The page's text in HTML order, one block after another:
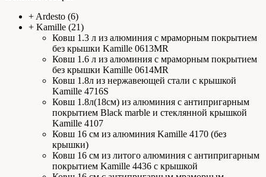
+ Ardesto (6)
+ Kamille (21)
Ковш 1.3 л из алюминия с мраморным покрытием
без крышки Kamille 0613MR
Ковш 1.6 л из алюминия с мраморным покрытием
без крышки Kamille 0614MR
Ковш 1.8л из нержавеющей стали с крышкой
Kamille 4716S
Ковш 1.8л(18см) из алюминия с антипригарным
покрытием Black marble и стеклянной крышкой
Kamille 4107
Ковш 16 см из алюминия Kamille 4170 (без
крышки)
Ковш 16 см из литого алюминия с антипригарным
покрытием Kamille 4436 с крышкой